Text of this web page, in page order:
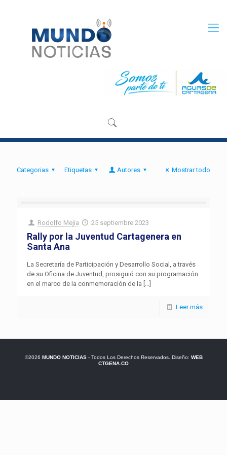
Categorias Etiquetas Autores Mostrar todo
Rodolfo Mejia 25 septiembre 2023
Rally por la Juventud Cartagenera en
Santa Ana
La Secretaría de Participación y Desarrollo Social, a través
de su Oficina de Juventud, prosiguió con su programación
en el marco de la conmemoración de la […]
Leer más
©2026 MUNDO NOTICIAS- Todos Los Derechos Reservados. Diseño: WEB
CTGENA.CO